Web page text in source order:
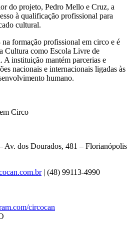
do projeto, Pedro Mello e Cruz, a
à qualificação profissional para
cultural.
formação profissional em circo e é
Cultura como Escola Livre de
A instituição mantém parcerias e
nacionais e internacionais ligadas às
humano.
Circo
Av. dos Dourados, 481 – Florianópolis
| (48) 99113-4990
circocan